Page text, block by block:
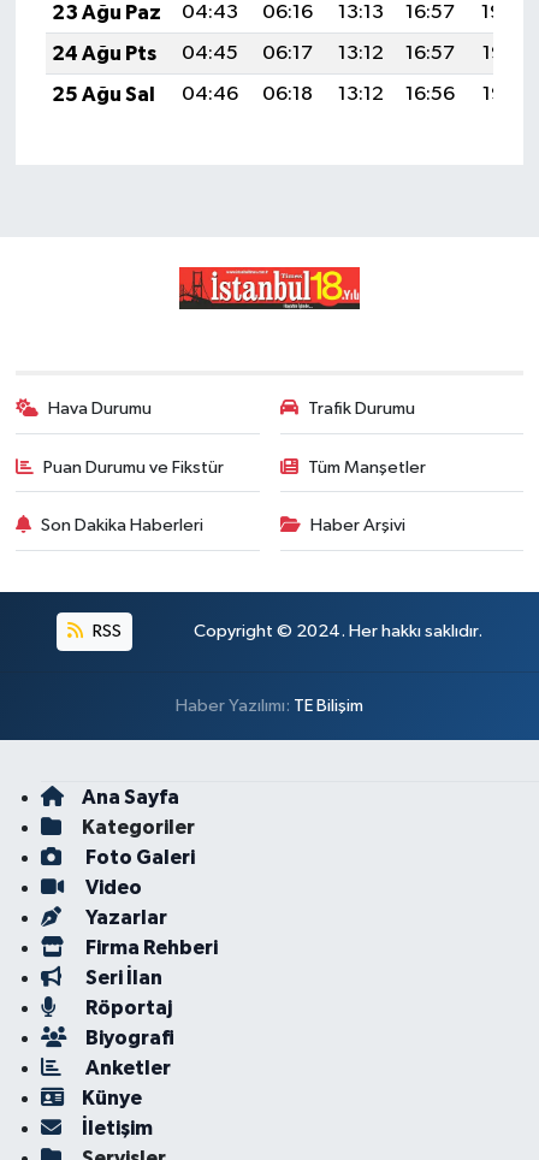
23 Ağu Paz
04:43 06:16 13:13 16:57
19:59
24 Ağu Pts
04:45 06:17 13:12 16:57
19:58
25 Ağu Sal
04:46 06:18 13:12 16:56 19:56
Hava Durumu Trafik Durumu
Puan Durumu ve Fikstür Tüm Manşetler
Son Dakika Haberleri Haber Arşivi
RSS Copyright © 2024. Her hakkı saklıdır.
Haber Yazılımı: TE Bilişim
Ana Sayfa
Kategoriler
Foto Galeri
Video
Yazarlar
Firma Rehberi
Seri İlan
Röportaj
Biyografi
Anketler
Künye
İletişim